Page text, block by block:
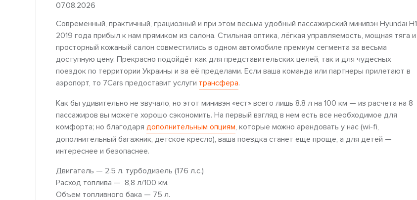
07.08.2026
Современный, практичный, грациозный и при этом весьма удобный пассажирский минивэн Hyundai H1
2019 года прибыл к нам прямиком из салона. Стильная оптика, лёгкая управляемость, мощная тяга и
просторный кожаный салон совместились в одном автомобиле премиум сегмента за весьма
доступную цену. Прекрасно подойдёт как для представительских целей, так и для чудесных
поездок по территории Украины и за её пределами. Если ваша команда или партнеры прилетают в
аэропорт, то 7Cars предоставит услуги трансфера.
Как бы удивительно не звучало, но этот минивэн «ест» всего лишь 8.8 л на 100 км — из расчета на 8
пассажиров вы можете хорошо сэкономить. На первый взгляд в нем есть все необходимое для
комфорта; но благодаря дополнительным опциям, которые можно арендовать у нас (wi-fi,
дополнительный багажник, детское кресло), ваша поездка станет еще проще, а для детей —
интереснее и безопаснее.
Двигатель — 2.5 л. турбодизель (176 л.с.)
Расход топлива — 8,8 л/100 км.
Объем топливного бака — 75 л.